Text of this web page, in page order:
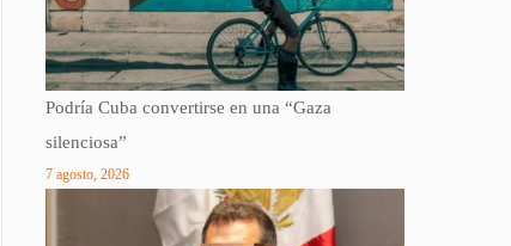
Podría Cuba convertirse en una “Gaza
silenciosa”
7 agosto, 2026